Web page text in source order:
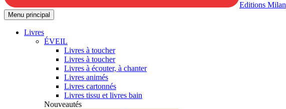
Editions Milan
Menu principal
Livres
ÉVEIL
Livres à toucher
Livres à toucher
Livres à écouter, à chanter
Livres animés
Livres cartonnés
Livres tissu et livres bain
Nouveautés